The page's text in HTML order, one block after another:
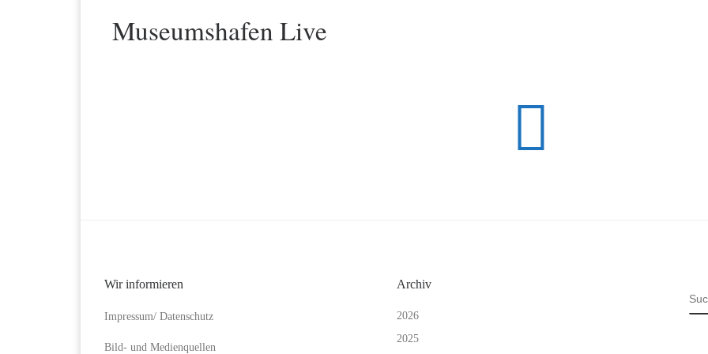
Museumshafen Live
Wir informieren
Impressum/ Datenschutz
Bild- und Medienquellen
Archiv
2026
2025